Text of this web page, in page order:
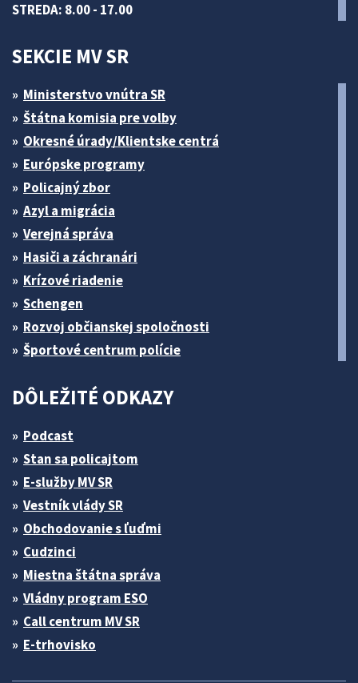
STREDA: 8.00 - 17.00
SEKCIE MV SR
Ministerstvo vnútra SR
Štátna komisia pre volby
Okresné úrady/Klientske centrá
Európske programy
Policajný zbor
Azyl a migrácia
Verejná správa
Hasiči a záchranári
Krízové riadenie
Schengen
Rozvoj občianskej spoločnosti
Športové centrum polície
DÔLEŽITÉ ODKAZY
Podcast
Stan sa policajtom
E-služby MV SR
Vestník vlády SR
Obchodovanie s ľuďmi
Cudzinci
Miestna štátna správa
Vládny program ESO
Call centrum MV SR
E-trhovisko